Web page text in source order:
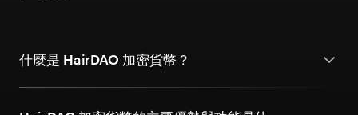
什麼是 HairDAO 加密貨幣？